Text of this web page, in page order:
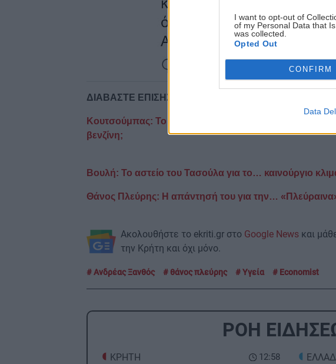
I want to opt-out of
of my Personal Data that
was collected.
Opted Out
CONFIRM
Data
ΔΙΑΒΑΣΤΕ ΕΠΙΣΗΣ
Κουτσούμπας: Το σουβλάκι έχει πάει στα 3,5 ευρώ, δεν
βενζίνη;
Βουλή: Το αστείο του Τασούλα για το… καινούργιο
Θάνος Πλεύρης: Η απάντησή του για την…
Ακολουθήστε το ekriti.gr στο Google News και
την Κρήτη και όχι μόνο.
Ανδρέας Ξανθός θάνος πλεύρης Υγεία Economist
ΡΟΗ
12:58
ΚΡΗΤΗ